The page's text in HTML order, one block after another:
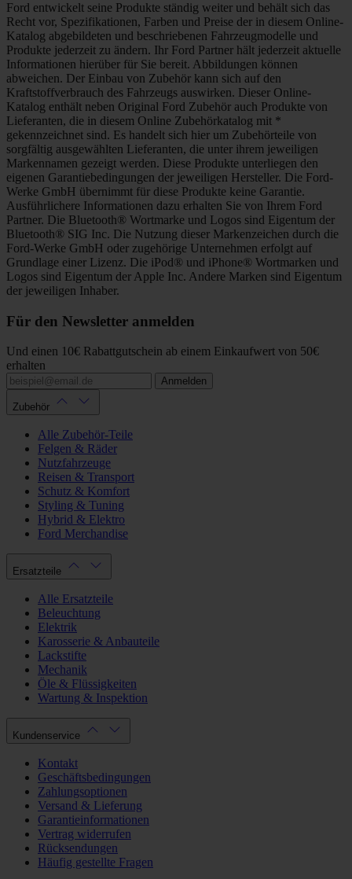
Ford entwickelt seine Produkte ständig weiter und behält sich das
Recht vor, Spezifikationen, Farben und Preise der in diesem Online-
Katalog abgebildeten und beschriebenen Fahrzeugmodelle und
Produkte jederzeit zu ändern. Ihr Ford Partner hält jederzeit aktuelle
Informationen hierüber für Sie bereit. Abbildungen können
abweichen. Der Einbau von Zubehör kann sich auf den
Kraftstoffverbrauch des Fahrzeugs auswirken. Dieser Online-
Katalog enthält neben Original Ford Zubehör auch Produkte von
Lieferanten, die in diesem Online Zubehörkatalog mit *
gekennzeichnet sind. Es handelt sich hier um Zubehörteile von
sorgfältig ausgewählten Lieferanten, die unter ihrem jeweiligen
Markennamen gezeigt werden. Diese Produkte unterliegen den
eigenen Garantiebedingungen der jeweiligen Hersteller. Die Ford-
Werke GmbH übernimmt für diese Produkte keine Garantie.
Ausführlichere Informationen dazu erhalten Sie von Ihrem Ford
Partner. Die Bluetooth® Wortmarke und Logos sind Eigentum der
Bluetooth® SIG Inc. Die Nutzung dieser Markenzeichen durch die
Ford-Werke GmbH oder zugehörige Unternehmen erfolgt auf
Grundlage einer Lizenz. Die iPod® und iPhone® Wortmarken und
Logos sind Eigentum der Apple Inc. Andere Marken sind Eigentum
der jeweiligen Inhaber.
Für den Newsletter anmelden
Und einen 10€ Rabattgutschein ab einem Einkaufwert von 50€
erhalten
Anmelden
Zubehör
Alle Zubehör-Teile
Felgen & Räder
Nutzfahrzeuge
Reisen & Transport
Schutz & Komfort
Styling & Tuning
Hybrid & Elektro
Ford Merchandise
Ersatzteile
Alle Ersatzteile
Beleuchtung
Elektrik
Karosserie & Anbauteile
Lackstifte
Mechanik
Öle & Flüssigkeiten
Wartung & Inspektion
Kundenservice
Kontakt
Geschäftsbedingungen
Zahlungsoptionen
Versand & Lieferung
Garantieinformationen
Vertrag widerrufen
Rücksendungen
Häufig gestellte Fragen